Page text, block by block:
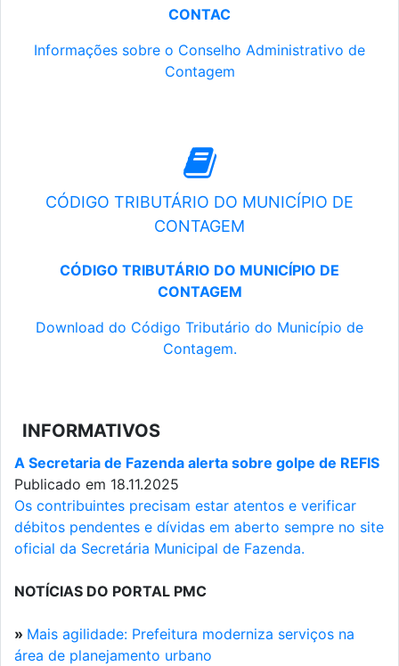
CONTAC
Informações sobre o Conselho Administrativo de
Contagem
CÓDIGO TRIBUTÁRIO DO MUNICÍPIO DE
CONTAGEM
CÓDIGO TRIBUTÁRIO DO MUNICÍPIO DE
CONTAGEM
Download do Código Tributário do Município de
Contagem.
INFORMATIVOS
A Secretaria de Fazenda alerta sobre golpe de REFIS
Publicado em 18.11.2025
Os contribuintes precisam estar atentos e verificar
débitos pendentes e dívidas em aberto sempre no site
oficial da Secretária Municipal de Fazenda.
NOTÍCIAS DO PORTAL PMC
» Mais agilidade: Prefeitura moderniza serviços na
área de planejamento urbano